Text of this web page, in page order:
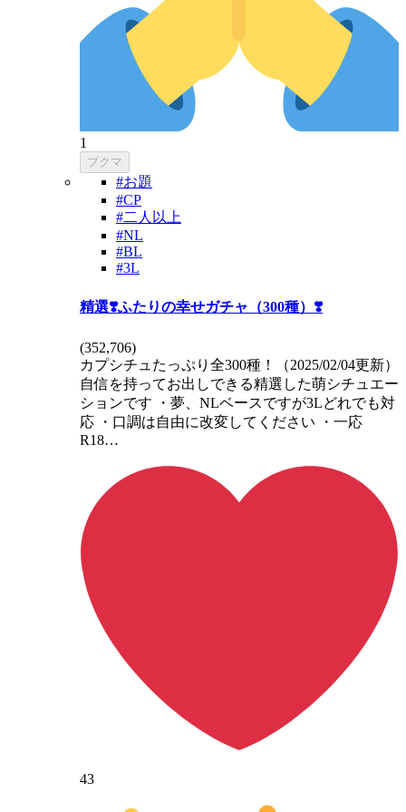
1
ブクマ
#お題
#CP
#二人以上
#NL
#BL
#3L
精選❣️ふたりの幸せガチャ（300種）❣️
(352,706)
カプシチュたっぷり全300種！（2025/02/04更新）
自信を持ってお出しできる精選した萌シチュエー
ションです ・夢、NLベースですが3Lどれでも対
応 ・口調は自由に改変してください ・一応
R18…
43